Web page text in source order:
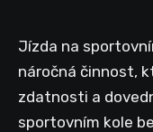
Jízda na
náročná činnost,
zdatnosti a
sportovním kole